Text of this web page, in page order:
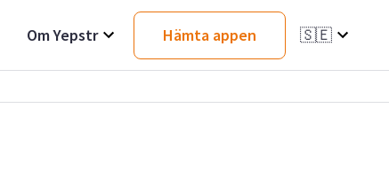
Om Yepstr Hämta appen 🇸🇪